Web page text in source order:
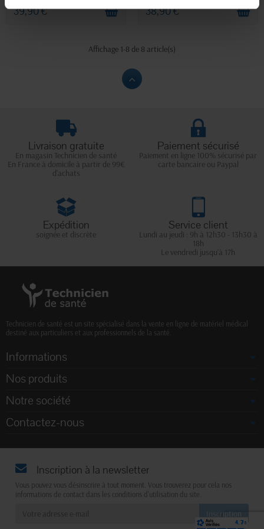
39,90 € 38,90 €
Affichage 1-8 de 8 article(s)
Livraison gratuite
En magasin Technicien de santé
En France à domicile à partir de 99€
d'achats
Paiement sécurisé
Paiement en ligne 100% sécurisé par
carte bancaire ou Paypal
Expédition
soignée et discrète
Service client
Lundi au jeudi : 9h à 12h30 - 13h30 à
18h
Le vendredi jusqu'à 17h
Technicien de santé est un site spécialisé dans la vente en ligne de matériel médical
destiné aux particuliers et aux professionnels de la santé.
Informations
Nos produits
Notre société
Contactez-nous
Inscription à la newsletter
Vous pouvez vous désinscrire à tout moment. Vous trouverez pour cela nos
informations de contact dans les conditions d'utilisation du site.